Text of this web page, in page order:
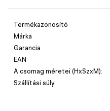
Termékazonosító
Márka
Garancia
EAN
A csomag méretei (HxSzxM):
Szállítási súly